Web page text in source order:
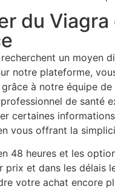
du
recherchent un moyen
notre plateforme,
grâce à notre équipe
de santé
certaines
vous offrant la
48 heures et les
prix et dans les délais
votre achat encore